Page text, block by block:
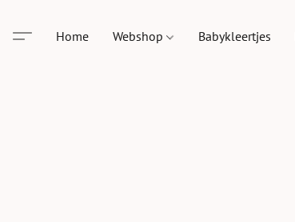
Home Webshop Babykleertjes